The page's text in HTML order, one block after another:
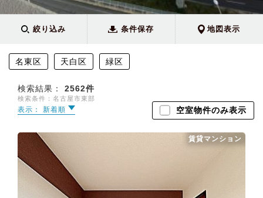
絞り込み 条件保存 地図表示
名東区 天白区 緑区
検索結果： 2562件
検索条件：名古屋市東部
表示： 新着順 空室物件のみ表示
賃貸マンション